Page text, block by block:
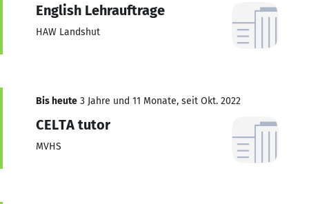
English Lehrauftrage
HAW Landshut
Bis heute 3 Jahre und 11 Monate, seit Okt. 2022
CELTA tutor
MVHS